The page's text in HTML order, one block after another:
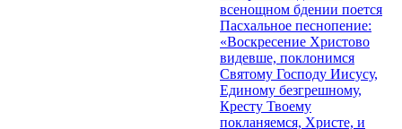
всенощном бдении поется
Пасхальное песнопение:
«Воскресение Христово
видевше, поклонимся
Святому Господу Иисусу,
Единому безгрешному,
Кресту Твоему
покланяемся, Христе, и